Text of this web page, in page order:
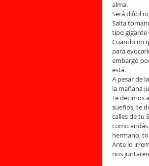
alma.
Será difícil
Salta
tipo gigante
Cuando mi
para
embargó
está.
A pesar de
la mañana
Te decimos
sueños, te
calles de tu
como
hermano,
Ante lo
nos